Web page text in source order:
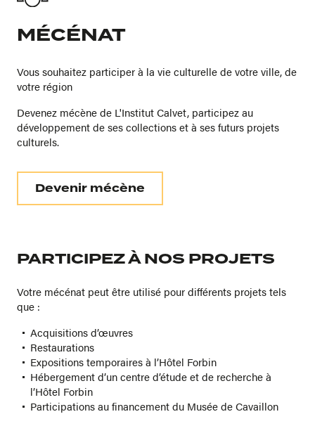
MÉCÉNAT
Vous souhaitez participer à la vie culturelle de votre ville, de
votre région
Devenez mécène de L'Institut Calvet, participez au
développement de ses collections et à ses futurs projets
culturels.
Devenir mécène
PARTICIPEZ À NOS PROJETS
Votre mécénat peut être utilisé pour différents projets tels
que :
Acquisitions d’œuvres
Restaurations
Expositions temporaires à l’Hôtel Forbin
Hébergement d’un centre d’étude et de recherche à
l’Hôtel Forbin
Participations au financement du Musée de Cavaillon